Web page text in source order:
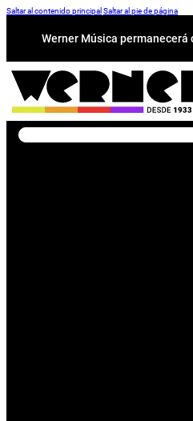
Saltar al contenido principal Saltar al pie de página
Werner Música
Buscar